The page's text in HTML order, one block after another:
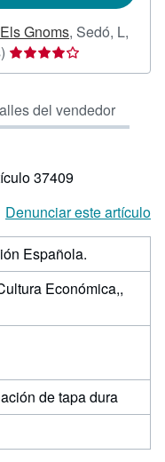
Gnoms, Sedó, L,
Calificación
del
4
de
estrellas
del vendedor
37409
Denunciar este artículo
Española.
Económica,,
de tapa dura